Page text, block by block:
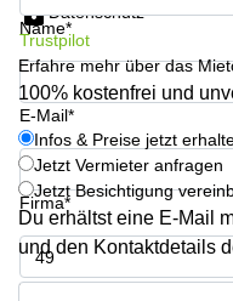
Büro
mieten
Dortmund
Tagungsraum
München
Büro
Mannheim
mieten
Büro
mieten
726 Köln
Hohenstaufenring
62 Köln
Erna-
Scheffler-
Str. 1A
Köln
Hohenzollernring
57 Koln
Name*
E-Mail*
Firma*
Telefon*
Datenschutz
Trustpilot
Erfahre mehr über das
100% kostenfrei und
Infos & Preise jetzt
Jetzt Vermieter anfragen
Jetzt Besichtigung
Du erhältst eine E-Mail
und den Kontaktdetails